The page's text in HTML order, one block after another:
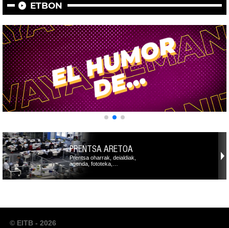
ETBON
PRENTSA ARETOA
Prentsa oharrak, deialdiak,
agenda, fototeka,…
© EITB - 2026